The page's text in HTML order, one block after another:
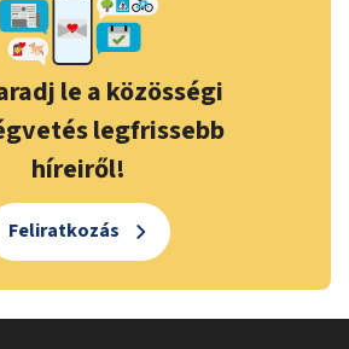
le a közösségi
legfrissebb
híreiről!
Feliratkozás